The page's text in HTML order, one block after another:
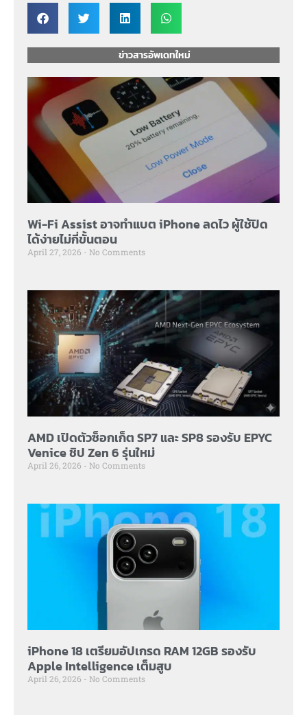
ข่าวสารอัพเดทใหม่
Wi-Fi Assist อาจทำแบต iPhone ลดไว ผู้ใช้ปิด
ได้ง่ายไม่กี่ขั้นตอน
April 27, 2026 No Comments
AMD เปิดตัวซ็อกเก็ต SP7 และ SP8 รองรับ EPYC
Venice ชิป Zen 6 รุ่นใหม่
April 26, 2026 No Comments
iPhone 18 เตรียมอัปเกรด RAM 12GB รองรับ
Apple Intelligence เต็มสูบ
April 26, 2026 No Comments